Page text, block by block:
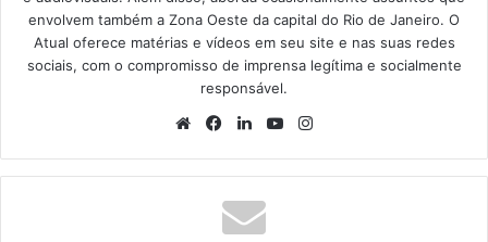
envolvem também a Zona Oeste da capital do Rio de Janeiro. O
Atual oferece matérias e vídeos em seu site e nas suas redes
sociais, com o compromisso de imprensa legítima e socialmente
responsável.
We
te
Fa
bo
ok
Lin
din
Yo
ub
ra